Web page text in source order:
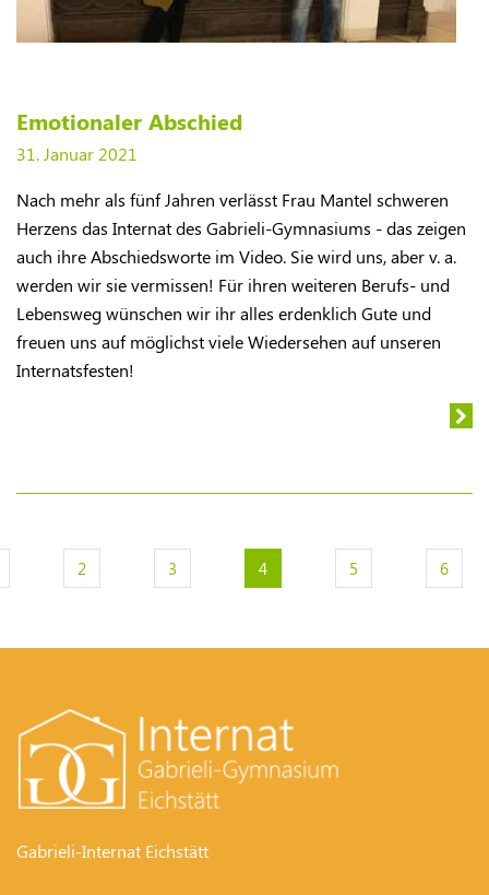
Emotionaler Abschied
31. Januar 2021
Nach mehr als fünf Jahren verlässt Frau Mantel schweren
Herzens das Internat des Gabrieli-Gymnasiums - das zeigen
auch ihre Abschiedsworte im Video. Sie wird uns, aber v. a.
werden wir sie vermissen! Für ihren weiteren Berufs- und
Lebensweg wünschen wir ihr alles erdenklich Gute und
freuen uns auf möglichst viele Wiedersehen auf unseren
Internatsfesten!
2 3 4(current) 5 6
Gabrieli-Internat Eichstätt